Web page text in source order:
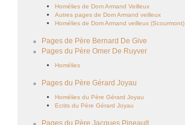
Homélies de Dom Armand Veilleux
Autres pages de Dom Armand veilleux
Homélies de Dom Armand veilleux (Scourmont)
Pages de Père Bernard De Give
Pages du Père Omer De Ruyver
Homélies
Pages du Père Gérard Joyau
Homélies du Père Gérard Joyau
Ecrits du Père Gérard Joyau
Pages du Père Jacques Pineault